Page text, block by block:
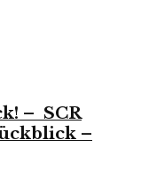
– SCR
–